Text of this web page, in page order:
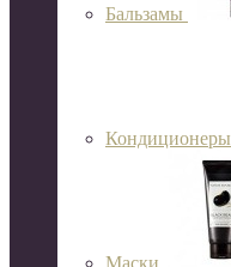
Бальзамы
Кондиционеры
Маски